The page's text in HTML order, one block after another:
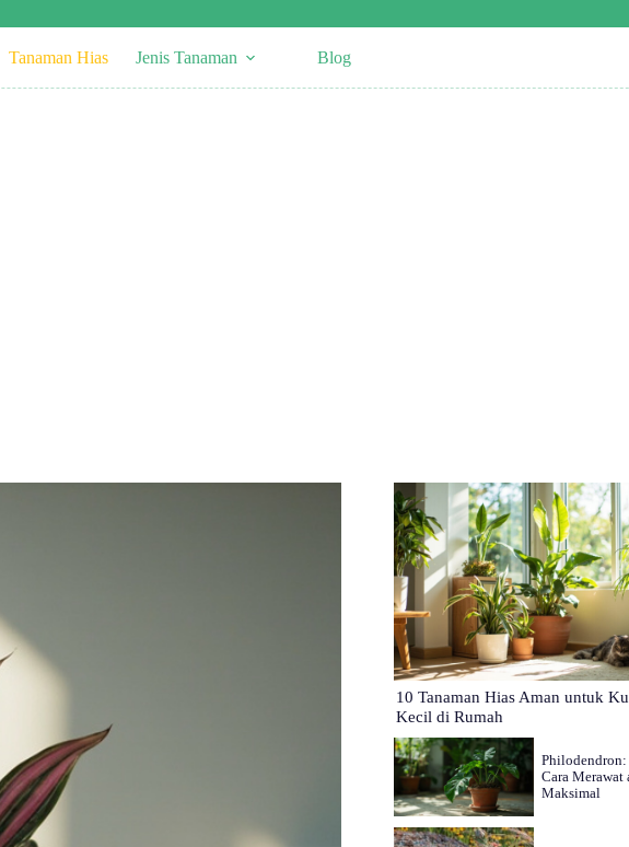
Tanaman Hias Jenis Tanaman Blog
10 Tanaman Hias Aman untuk
Kecil di Rumah
Philodendron:
Cara Merawat
Maksimal